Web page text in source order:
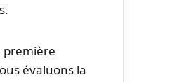
première
évaluons la